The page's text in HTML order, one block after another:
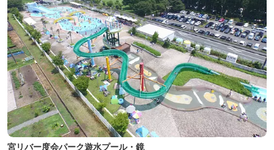
宮リバー度会パーク遊水プール・鏡